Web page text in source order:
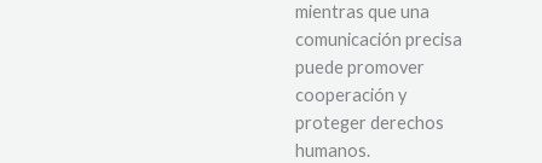
mientras que una
comunicación precisa
puede promover
cooperación y
proteger derechos
humanos.